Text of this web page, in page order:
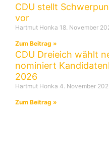
CDU stellt
vor
Hartmut Honka 18. November
Zum Beitrag »
CDU Dreieich wählt
nominiert
2026
Hartmut Honka 4. November
Zum Beitrag »